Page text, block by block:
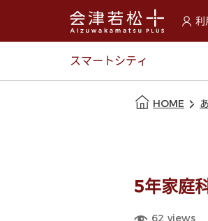
利
選択
スマートシティ
HOME
5年家庭